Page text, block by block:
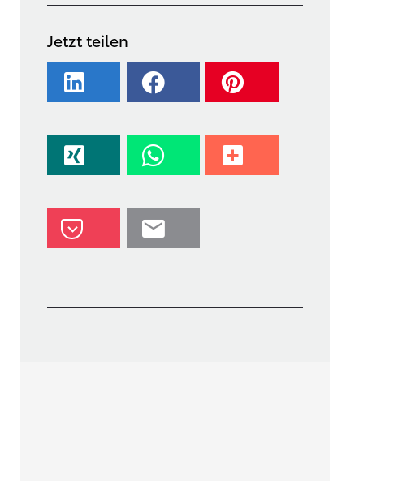
Jetzt teilen